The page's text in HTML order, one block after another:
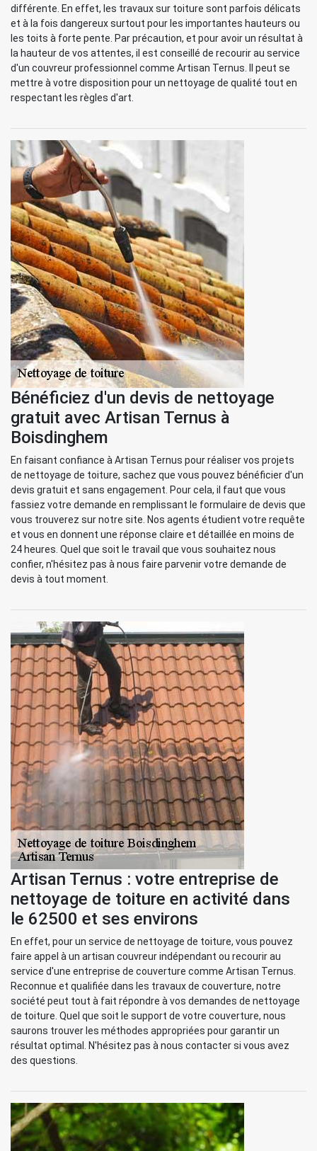
différente. En effet, les travaux sur toiture sont parfois délicats
et à la fois dangereux surtout pour les importantes hauteurs ou
les toits à forte pente. Par précaution, et pour avoir un résultat à
la hauteur de vos attentes, il est conseillé de recourir au service
d'un couvreur professionnel comme Artisan Ternus. Il peut se
mettre à votre disposition pour un nettoyage de qualité tout en
respectant les règles d'art.
Bénéficiez d'un devis de nettoyage
gratuit avec Artisan Ternus à
Boisdinghem
En faisant confiance à Artisan Ternus pour réaliser vos projets
de nettoyage de toiture, sachez que vous pouvez bénéficier d'un
devis gratuit et sans engagement. Pour cela, il faut que vous
fassiez votre demande en remplissant le formulaire de devis que
vous trouverez sur notre site. Nos agents étudient votre requête
et vous en donnent une réponse claire et détaillée en moins de
24 heures. Quel que soit le travail que vous souhaitez nous
confier, n'hésitez pas à nous faire parvenir votre demande de
devis à tout moment.
Artisan Ternus : votre entreprise de
nettoyage de toiture en activité dans
le 62500 et ses environs
En effet, pour un service de nettoyage de toiture, vous pouvez
faire appel à un artisan couvreur indépendant ou recourir au
service d'une entreprise de couverture comme Artisan Ternus.
Reconnue et qualifiée dans les travaux de couverture, notre
société peut tout à fait répondre à vos demandes de nettoyage
de toiture. Quel que soit le support de votre couverture, nous
saurons trouver les méthodes appropriées pour garantir un
résultat optimal. N'hésitez pas à nous contacter si vous avez
des questions.